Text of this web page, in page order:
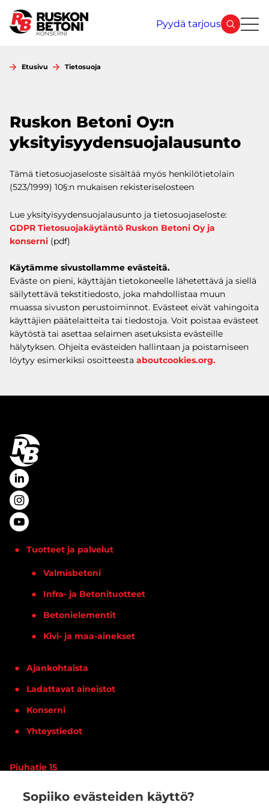
Sopiiko evästeiden käyttö?
sisältöön
Pyydä tarjous
Etusivu Tietosuoja
Ruskon Betoni Oy:n
yksityisyydensuojalausunto
Tämä tietosuojaseloste sisältää myös henkilötietolain
(523/1999) 10§:n mukaisen rekisteriselosteen
Lue yksityisyydensuojalausunto ja tietosuojaseloste:
GDPR Tietosuojakäytäntö Ruskon Betoni Oy ja
konserni (pdf)
Käytämme sivustollamme evästeitä.
Eväste on pieni, käyttäjän tietokoneelle lähetettävä ja siellä
säilytettävä tekstitiedosto, joka mahdollistaa muun
muassa sivuston perustoiminnot. Evästeet eivät vahingoita
käyttäjien päätelaitteita tai tiedostoja. Voit poistaa evästeet
käytöstä tai asettaa selaimen asetuksista evästeille
hälytyksen. Ohjeita evästeiden hallintaan ja poistamiseen
löytyy esimerkiksi osoitteesta aboutcookies.org.
Tuotteet ja palvelut
Valmisbetoni
Infra- ja Betonituotteet
Betonielementit
Kivi- ja maa-ainekset
Ajankohtaista
Ladattavat aineistot
Konserni
Yhteystiedot
Piuhatie 15